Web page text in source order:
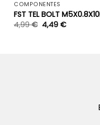
COMPONENTES
FST TEL BOLT
4,99€ 4,49€